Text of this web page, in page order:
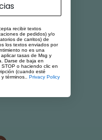
recibir textos
de pedidos) y/o
de carritos) de
los textos enviados por
no es una
tasas de Msg y
Darse de baja en
o haciendo clic en
(cuando esté
términos.. Privacy Policy